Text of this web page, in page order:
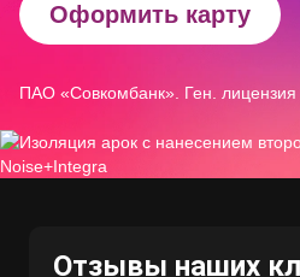
Оформить карту
ПАО «Совкомбанк». Ген.
Отзывы наших